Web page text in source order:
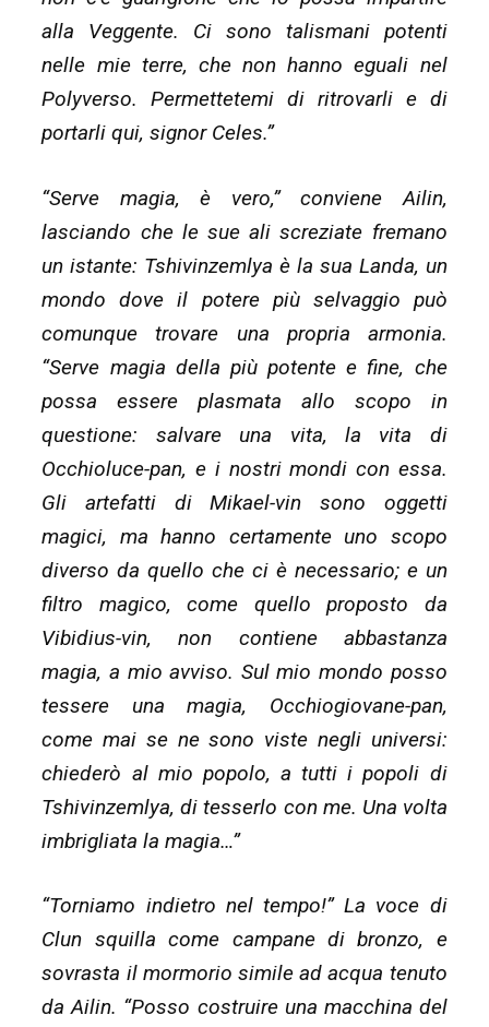
alla Veggente. Ci sono talismani potenti
nelle mie terre, che non hanno eguali nel
Polyverso. Permettetemi di ritrovarli e di
portarli qui, signor Celes.”
“Serve magia, è vero,” conviene Ailin,
lasciando che le sue ali screziate fremano
un istante: Tshivinzemlya è la sua Landa, un
mondo dove il potere più selvaggio può
comunque trovare una propria armonia.
“Serve magia della più potente e fine, che
possa essere plasmata allo scopo in
questione: salvare una vita, la vita di
Occhioluce-pan, e i nostri mondi con essa.
Gli artefatti di Mikael-vin sono oggetti
magici, ma hanno certamente uno scopo
diverso da quello che ci è necessario; e un
filtro magico, come quello proposto da
Vibidius-vin, non contiene abbastanza
magia, a mio avviso. Sul mio mondo posso
tessere una magia, Occhiogiovane-pan,
come mai se ne sono viste negli universi:
chiederò al mio popolo, a tutti i popoli di
Tshivinzemlya, di tesserlo con me. Una volta
imbrigliata la magia…”
“Torniamo indietro nel tempo!” La voce di
Clun squilla come campane di bronzo, e
sovrasta il mormorio simile ad acqua tenuto
da Ailin. “Posso costruire una macchina del